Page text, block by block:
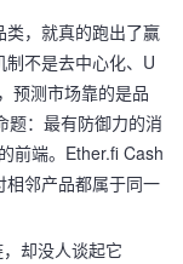
，就真的跑出了赢
不是去中心化、U
预测市场靠的是品
题：最有防御力的消
前端。Ether.fi Cash
邻产品都属于同一
却没人谈起它